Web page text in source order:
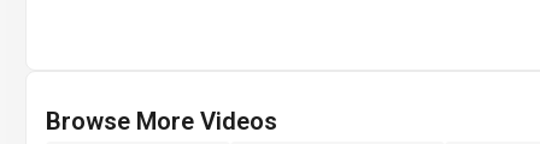
Browse More Videos